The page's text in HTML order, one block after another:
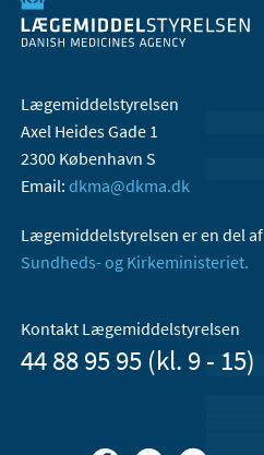
Lægemiddelstyrelsen
Axel Heides Gade 1
2300 København S
Email: dkma@dkma.dk
Lægemiddelstyrelsen er en del af
Sundheds- og Kirkeministeriet.
Kontakt Lægemiddelstyrelsen
44 88 95 95 (kl. 9 - 15)